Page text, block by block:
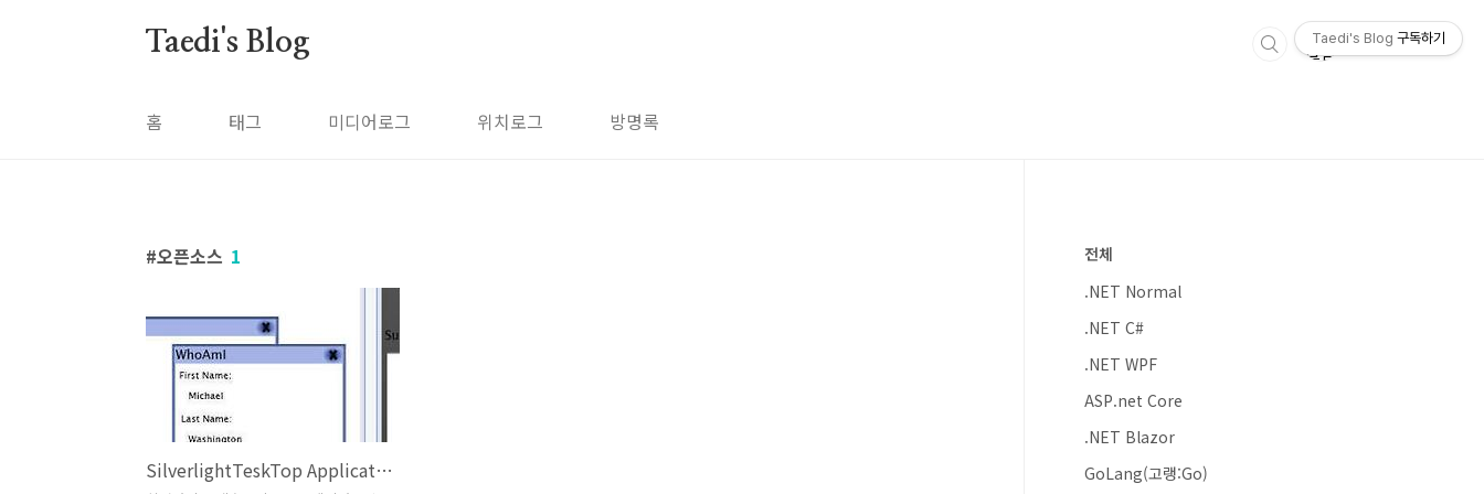
Taedi's Blog
홈 태그 미디어로그 위치로그 방명록
오픈소스 1
SilverlightTeskTop Application Program
전체
.NET Normal
.NET C#
.NET WPF
ASP.net Core
.NET Blazor
GoLang(고랭:Go)
Taedi's Blog 구독하기